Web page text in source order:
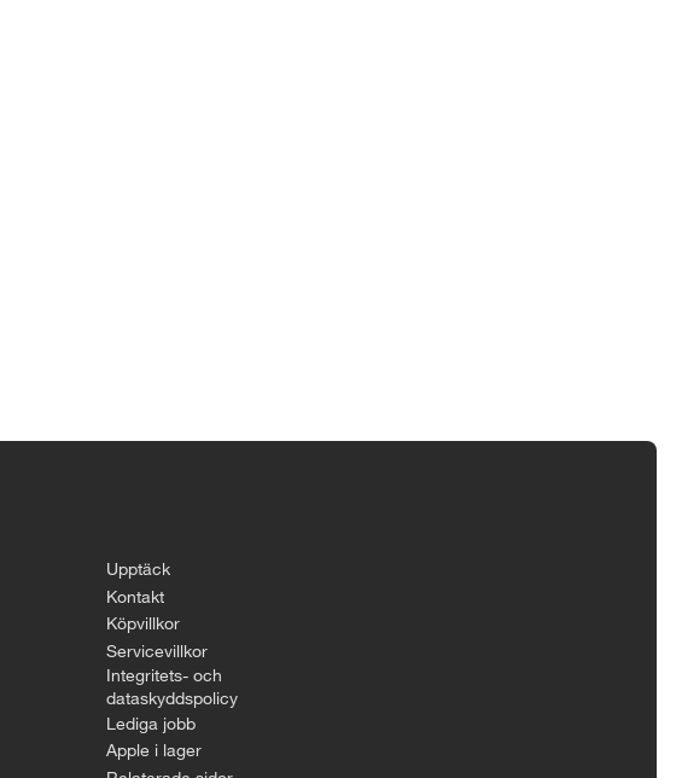
Upptäck
Kontakt
Köpvillkor
Servicevillkor
Integritets- och
dataskyddspolicy
Lediga jobb
Apple i lager